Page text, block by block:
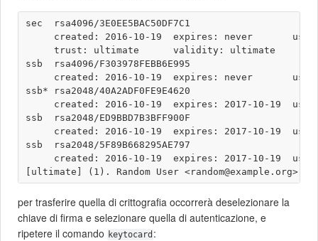
sec  rsa4096/3E0EE5BAC50DF7C1
created: 2016-10-19  expires: never
     trust: ultimate      validity: ultimate
ssb  rsa4096/F303978FEBB6E995
created: 2016-10-19  expires: never
ssb* rsa2048/40A2ADF0FE9E4620
created: 2016-10-19  expires: 2017-10-19
ssb  rsa2048/ED9BBD7B3BFF900F
created: 2016-10-19  expires: 2017-10-19
ssb  rsa2048/5F89B668295AE797
created: 2016-10-19  expires: 2017-10-19
per trasferire quella di crittografia occorrerà deselezionare la
chiave di firma e selezionare quella di autenticazione, e
ripetere il comando keytocard :